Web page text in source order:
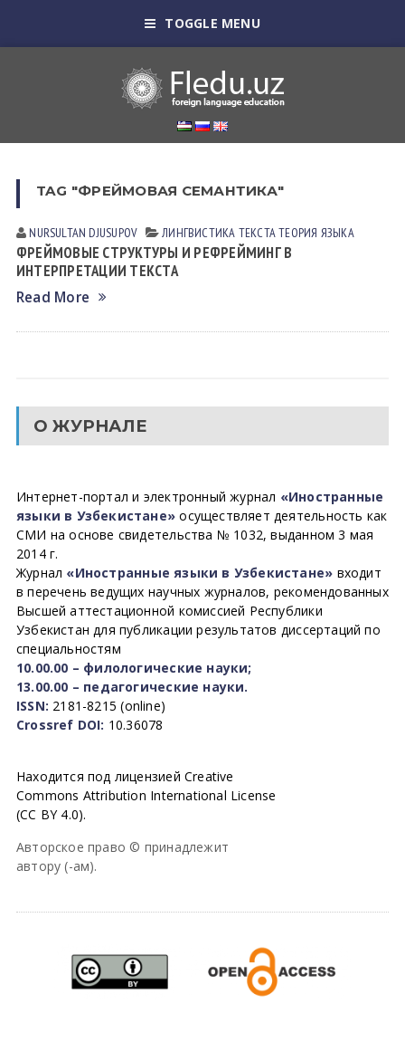
TOGGLE MENU
TAG "ФРЕЙМОВАЯ СЕМАНТИКА"
NURSULTAN DJUSUPOV ЛИНГВИСТИКА ТЕКСТАТЕОРИЯ ЯЗЫКА
ФРЕЙМОВЫЕ СТРУКТУРЫ И РЕФРЕЙМИНГ В
ИНТЕРПРЕТАЦИИ ТЕКСТА
Read More
О ЖУРНАЛЕ
Интернет-портал и электронный журнал «Иностранные
языки в Узбекистане» осуществляет деятельность как
СМИ на основе свидетельства № 1032, выданном 3 мая
2014 г.
Журнал «Иностранные языки в Узбекистане» входит
в перечень ведущих научных журналов, рекомендованных
Высшей аттестационной комиссией Республики
Узбекистан для публикации результатов диссертаций по
специальностям
10.00.00 – филологические науки;
13.00.00 – педагогические науки.
ISSN: 2181-8215 (online)
Crossref DOI: 10.36078
Находится под лицензией Creative
Commons Attribution International License
(CC BY 4.0).
Авторское право © принадлежит
автору (-ам).